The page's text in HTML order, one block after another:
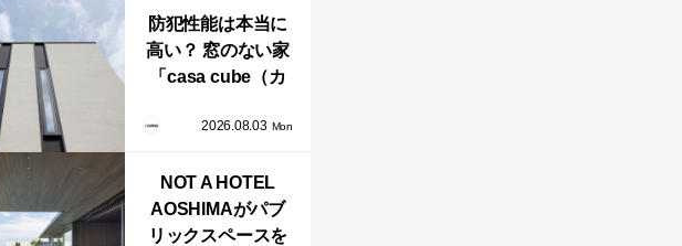
始！
防犯性能は本当に
高い？ 窓のない家
「casa cube（カ
ブ）」が叶えるプ
感の正体
2026.08.03 Mon
NOT A HOTEL
AOSHIMAがパブ
リックスペースを